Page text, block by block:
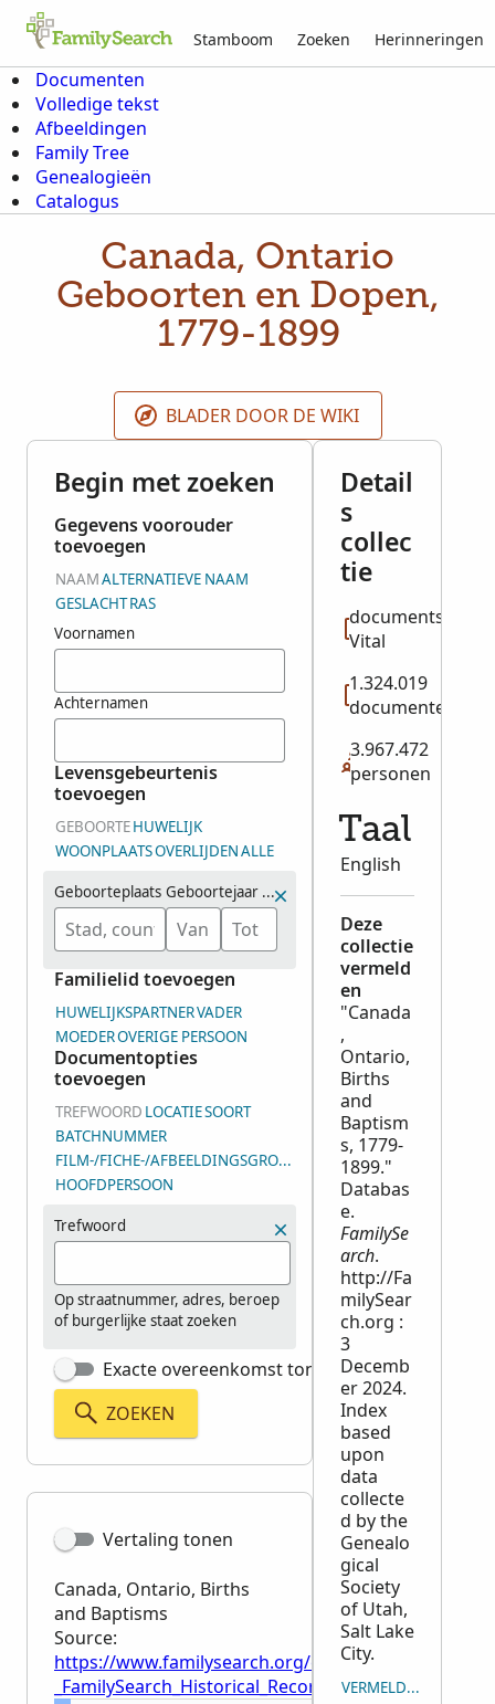
Stamboom Zoeken Herinneringen
Documenten
Volledige tekst
Afbeeldingen
Family Tree
Genealogieën
Catalogus
Canada, Ontario
Geboorten en Dopen,
1779-1899
BLADER DOOR DE WIKI
Begin met zoeken
Gegevens voorouder
toevoegen
NAAMALTERNATIEVE NAAM
GESLACHTRAS
Voornamen
Achternamen
Levensgebeurtenis
toevoegen
GEBOORTEHUWELIJK
WOONPLAATSOVERLIJDENALLE
Geboorteplaats Geboortejaar (bereik)
Familielid toevoegen
HUWELIJKSPARTNERVADER
MOEDEROVERIGE PERSOON
Documentopties
toevoegen
TREFWOORD LOCATIESOORT
BATCHNUMMER
FILM-/FICHE-/AFBEELDINGSGROEPSNUMMER (DGS)
HOOFDPERSOON
Trefwoord
Op straatnummer, adres, beroep
of burgerlijke staat zoeken
Exacte overeenkomst tonen
ZOEKEN
Vertaling tonen
Canada, Ontario, Births
and Baptisms
Source:
https://www.familysearch.org/en/wiki/
_FamilySearch_Historical_Records
Detail
s
collec
tie
documentsoort:
Vital
1.324.019
documenten
3.967.472
personen
Taal
English
Deze
collectie
vermeld
en
"Canada
,
Ontario,
Births
and
Baptism
s, 1779-
1899."
Databas
e.
FamilySe
arch.
http://Fa
milySear
ch.org :
3
Decemb
er 2024.
Index
based
upon
data
collecte
d by the
Genealo
gical
Society
of Utah,
Salt Lake
City.
VERMELDING